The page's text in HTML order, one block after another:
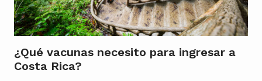
¿Qué vacunas necesito para ingresar a
Costa Rica?